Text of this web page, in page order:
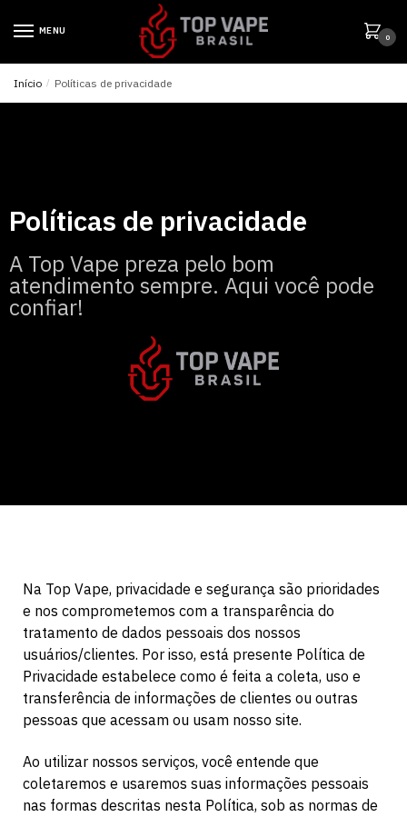
MENU
0
Início / Políticas de privacidade
Políticas de privacidade
A Top Vape preza pelo bom
atendimento sempre. Aqui você pode
confiar!
Na Top Vape, privacidade e segurança são prioridades
e nos comprometemos com a transparência do
tratamento de dados pessoais dos nossos
usuários/clientes. Por isso, está presente Política de
Privacidade estabelece como é feita a coleta, uso e
transferência de informações de clientes ou outras
pessoas que acessam ou usam nosso site.
Ao utilizar nossos serviços, você entende que
coletaremos e usaremos suas informações pessoais
nas formas descritas nesta Política, sob as normas de